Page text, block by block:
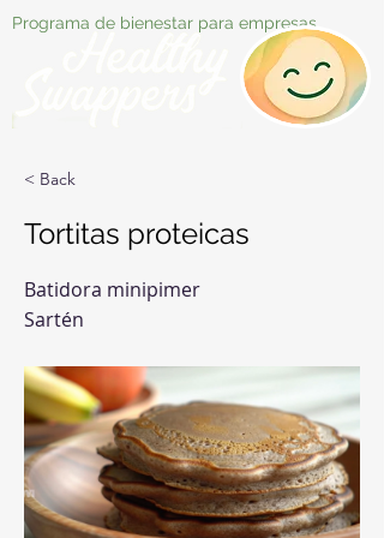
Programa de bienestar para empresas
< Back
Tortitas proteicas
Batidora minipimer
Sartén